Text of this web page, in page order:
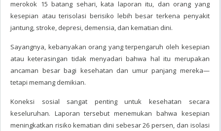
merokok 15 batang sehari, kata laporan itu, dan orang yang
kesepian atau terisolasi berisiko lebih besar terkena penyakit
jantung, stroke, depresi, demensia, dan kematian dini.
Sayangnya, kebanyakan orang yang terpengaruh oleh kesepian
atau keterasingan tidak menyadari bahwa hal itu merupakan
ancaman besar bagi kesehatan dan umur panjang mereka—
tetapi memang demikian.
Koneksi sosial sangat penting untuk kesehatan secara
keseluruhan. Laporan tersebut menemukan bahwa kesepian
meningkatkan risiko kematian dini sebesar 26 persen, dan isolasi